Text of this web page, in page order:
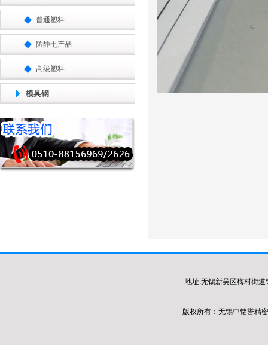
普通塑料
防静电产品
高级塑料
模具钢
地址:无锡新吴区梅村街道
版权所有：无锡中铭誉精